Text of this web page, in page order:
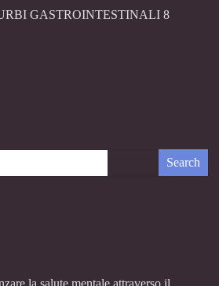
GASTROINTESTINALI 8
la salute mentale attraverso il